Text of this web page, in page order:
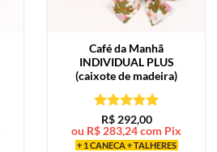
Café da Manhã
INDIVIDUAL PLUS
(caixote de madeira)
Avaliação5
de 5
R$292,00
ou R$283,24com Pix
+ 1 CANECA + TALHERES